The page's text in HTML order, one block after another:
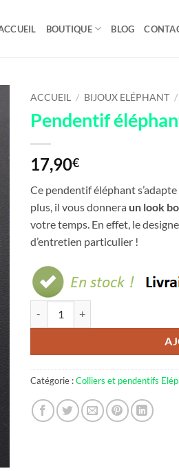
BOUTIQUE BLOG
ACCUEIL / BIJOUX ELÉPHANT /
Pendentif
17,90€
Ce pendentif éléphant
plus, il vous donnera un look
votre temps. En effet, le
d’entretien particulier !
Catégorie :Colliers et pendentifs